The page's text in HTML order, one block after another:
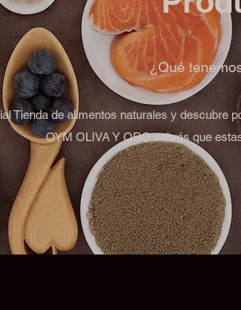
¿Qué
Tienda de alimentos naturales y descubre
OYM OLIVA Y ORO sabrás que